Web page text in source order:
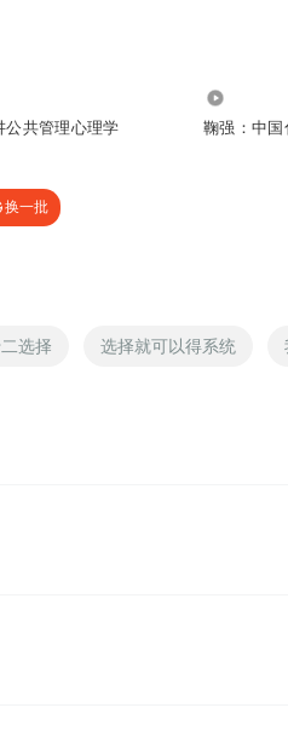
公共管理心理学 鞠强：中
换一批
选择 选择就可以得系统